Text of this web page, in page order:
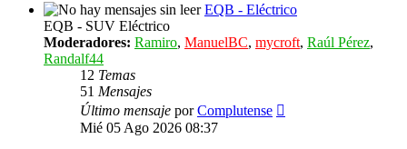
EQB - Eléctrico
EQB - SUV Eléctrico
Moderadores: Ramiro, ManuelBC, mycroft, Raúl Pérez,
Randalf44
12 Temas
51 Mensajes
Último mensaje porComplutense
Mié 05 Ago 2026 08:37